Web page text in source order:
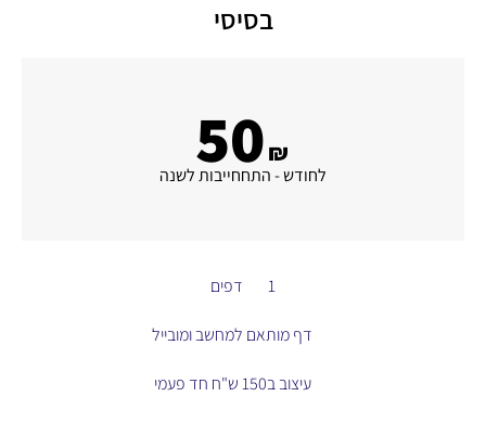
בסיסי
₪
50
לחודש - התחחייבות לשנה
1 דפים
דף מותאם למחשב ומובייל
עיצוב ב150 ש"ח חד פעמי